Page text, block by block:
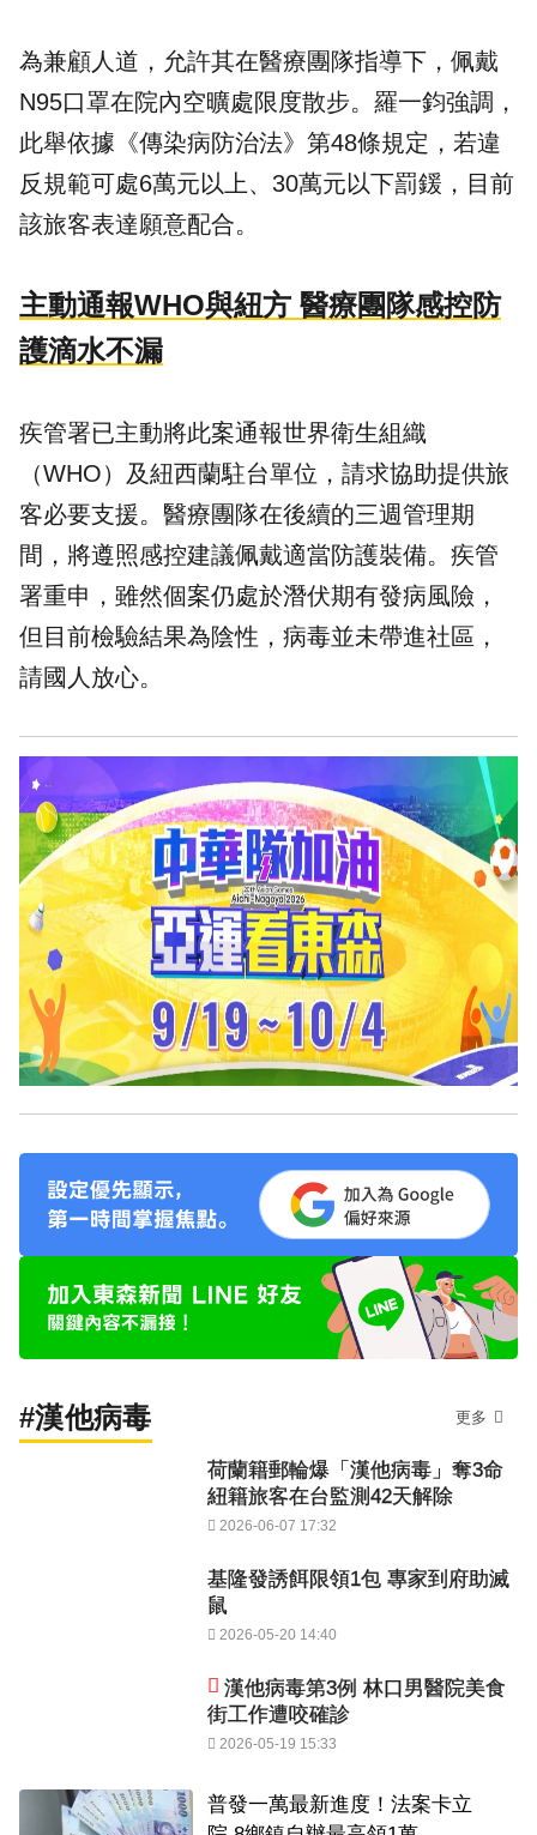
為兼顧人道，允許其在醫療團隊指導下，佩戴
N95口罩在院內空曠處限度散步。羅一鈞強調，
此舉依據《傳染病防治法》第48條規定，若違
反規範可處6萬元以上、30萬元以下罰鍰，目前
該旅客表達願意配合。
主動通報WHO與紐方 醫療團隊感控防
護滴水不漏
疾管署已主動將此案通報世界衛生組織
（WHO）及紐西蘭駐台單位，請求協助提供旅
客必要支援。醫療團隊在後續的三週管理期
間，將遵照感控建議佩戴適當防護裝備。疾管
署重申，雖然個案仍處於潛伏期有發病風險，
但目前檢驗結果為陰性，病毒並未帶進社區，
請國人放心。
#漢他病毒 更多
荷蘭籍郵輪爆「漢他病毒」奪3命
紐籍旅客在台監測42天解除
2026-06-07 17:32
基隆發誘餌限領1包 專家到府助滅
鼠
2026-05-20 14:40
漢他病毒第3例 林口男醫院美食
街工作遭咬確診
2026-05-19 15:33
普發一萬最新進度！法案卡立